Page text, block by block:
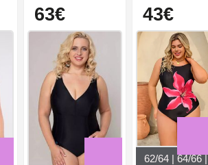
63€ 43€
62/64 | 64/66 |